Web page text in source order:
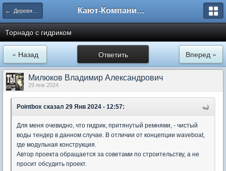
← Деревянное судостроение Кают-Компания "Катера и Яхты"
Торнадо с гидриком
Ответить
« Назад Вперед »
Милюков Владимир Александрович
29 янв 2024
Pointbox сказал 29 Янв 2024 - 12:57:
Для меня очевидно, что гидрик, притянутый ремнями, - чистый
воды тендер в данном случае. В отличии от концепции waveboat,
где модульная конструкция.
Автор проекта обращается за советами по строительству, а не
просит обсудить проект.